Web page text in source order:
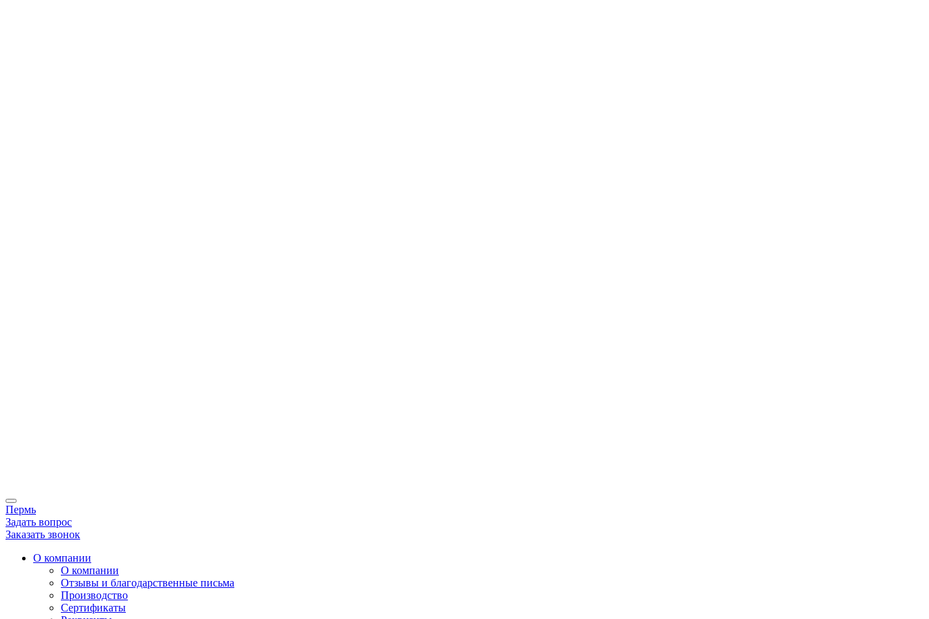
Пермь
Задать вопрос
Заказать звонок
О компании
О компании
Отзывы и благодарственные письма
Производство
Сертификаты